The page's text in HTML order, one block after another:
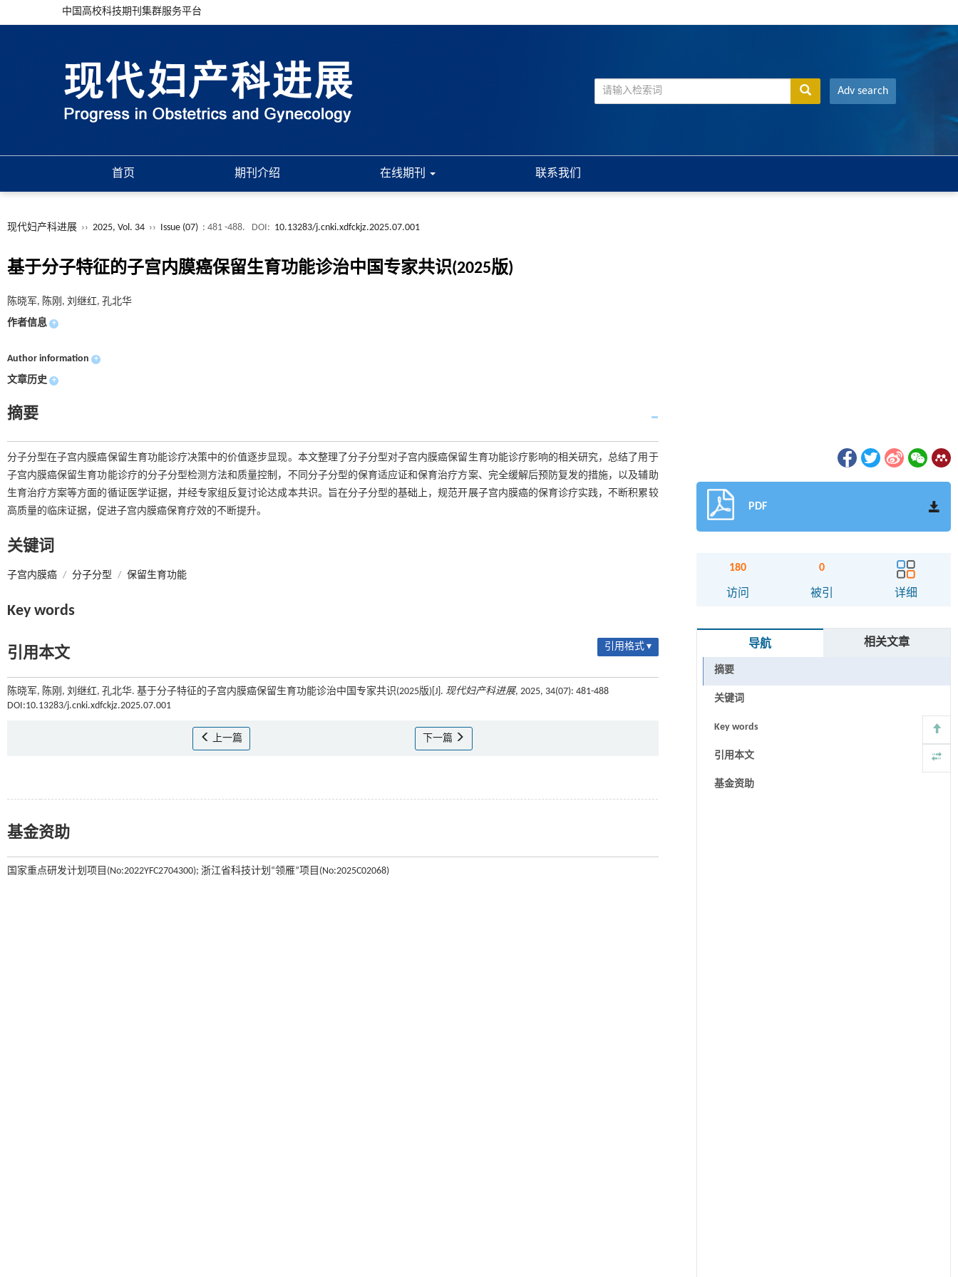
中国高校科技期刊集群服务平台
Adv search
首页 期刊介绍 在线期刊 联系我们
现代妇产科进展 ›› 2025, Vol. 34 ›› Issue (07) : 481 -488. DOI: 10.13283/j.cnki.xdfckjz.2025.07.001
基于分子特征的子宫内膜癌保留生育功能诊治中国专家共识(2025版)
陈晓军, 陈刚, 刘继红, 孔北华
作者信息 +
Author information +
文章历史 +
摘要
分子分型在子宫内膜癌保留生育功能诊疗决策中的价值逐步显现。本文整理了分子分型对子宫内膜癌保留生育功能诊疗影响的相关研究，总结了用于
子宫内膜癌保留生育功能诊疗的分子分型检测方法和质量控制，不同分子分型的保育适应证和保育治疗方案、完全缓解后预防复发的措施，以及辅助
生育治疗方案等方面的循证医学证据，并经专家组反复讨论达成本共识。旨在分子分型的基础上，规范开展子宫内膜癌的保育诊疗实践，不断积累较
高质量的临床证据，促进子宫内膜癌保育疗效的不断提升。
关键词
子宫内膜癌 / 分子分型 / 保留生育功能
Key words
引用本文 引用格式 ▾
陈晓军, 陈刚, 刘继红, 孔北华. 基于分子特征的子宫内膜癌保留生育功能诊治中国专家共识(2025版)[J]. 现代妇产科进展, 2025, 34(07): 481-488
DOI:10.13283/j.cnki.xdfckjz.2025.07.001
上一篇 下一篇
基金资助
国家重点研发计划项目(No:2022YFC2704300); 浙江省科技计划“领雁”项目(No:2025C02068)
PDF
180
访问
0
被引 详细
导航 相关文章
摘要
关键词
Key words
引用本文
基金资助